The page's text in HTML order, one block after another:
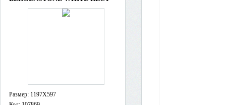
Размер: 1197X597